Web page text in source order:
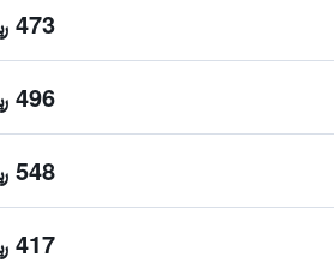
473 ﷼
496 ﷼
548 ﷼
417 ﷼